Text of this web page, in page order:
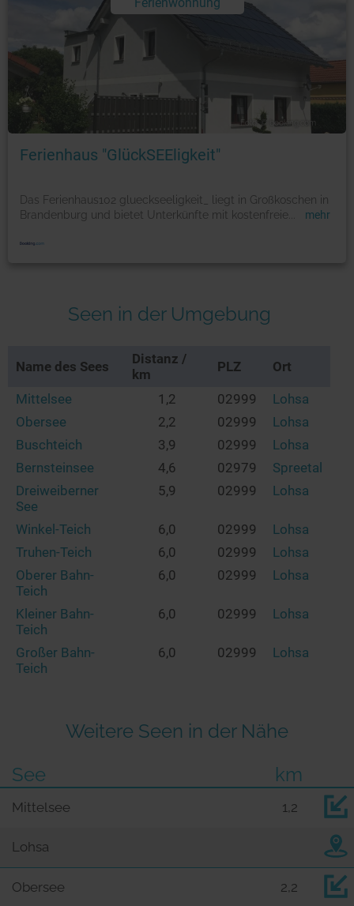
Foto: © booking.com
Ferienhaus "GlückSEEligkeit"
Das Ferienhaus102 glueckseeligkeit_ liegt in Großkoschen in
Brandenburg und bietet Unterkünfte mit kostenfreie
mehr
Seen in der Umgebung
Name des Sees
Distanz /
km
PLZ Ort
Mittelsee 1,2 02999
Lohsa
Obersee
2,2 02999
Lohsa
Buschteich
3,9 02999
Lohsa
Bernsteinsee
4,6 02979
Spreetal
Dreiweiberner
See
5,9 02999 Lohsa
Winkel-Teich 6,0 02999
Lohsa
Truhen-Teich
6,0 02999
Lohsa
Oberer Bahn-
Teich
6,0 02999 Lohsa
Kleiner Bahn-
Teich
6,0 02999 Lohsa
Großer Bahn-
Teich
6,0 02999 Lohsa
Weitere Seen in der Nähe
See
km
Mittelsee 1,2
Lohsa
Obersee 2,2